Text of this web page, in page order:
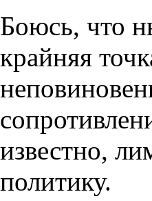
Боюсь, что
крайняя
известно,
политику.